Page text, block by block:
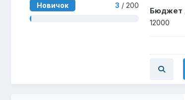
Новичок 3 / 200
Бюджет
12000